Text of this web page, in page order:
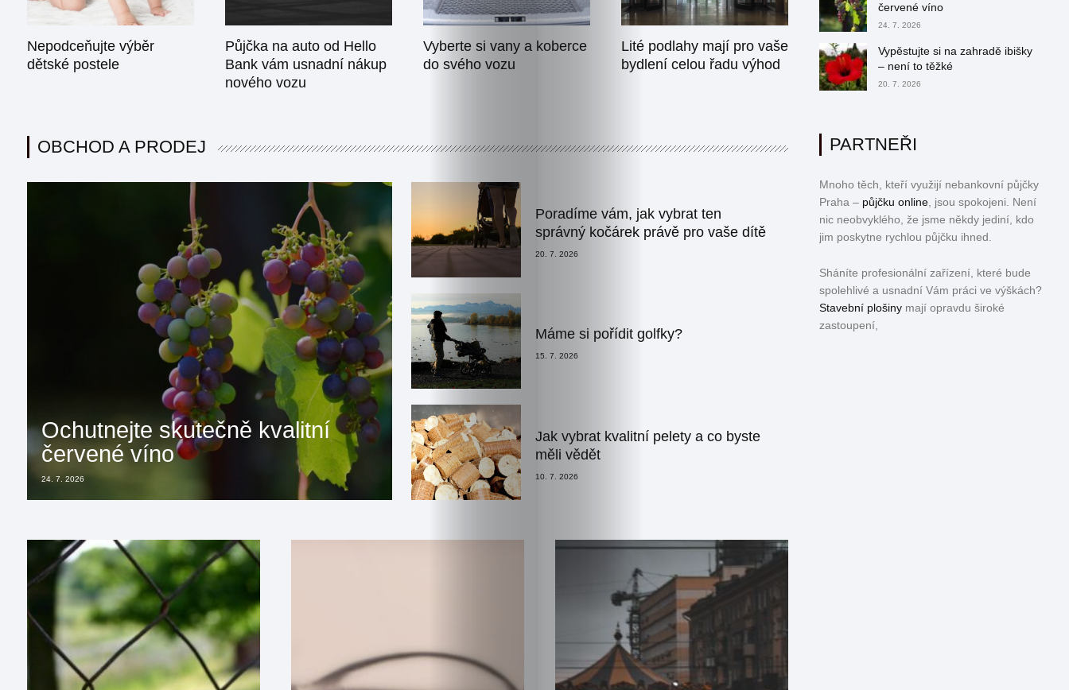
Nepodceňujte výběr
dětské postele
Půjčka na auto od Hello
Bank vám usnadní nákup
nového vozu
Vyberte si vany a koberce
do svého vozu
Lité podlahy mají pro vaše
bydlení celou řadu výhod
OBCHOD A PRODEJ
Ochutnejte skutečně kvalitní
červené víno
24. 7. 2026
Poradíme vám, jak vybrat ten
správný kočárek právě pro vaše dítě
20. 7. 2026
Máme si pořídit golfky?
15. 7. 2026
Jak vybrat kvalitní pelety a co byste
měli vědět
10. 7. 2026
červené víno
24. 7. 2026
Vypěstujte si na zahradě ibišky
– není to těžké
20. 7. 2026
PARTNEŘI
Mnoho těch, kteří využijí nebankovní půjčky
Praha – půjčku online, jsou spokojeni. Není
nic neobvyklého, že jsme někdy jediní, kdo
jim poskytne rychlou půjčku ihned.
Sháníte profesionální zařízení, které bude
spolehlivé a usnadní Vám práci ve výškách?
Stavební plošinymají opravdu široké
zastoupení,